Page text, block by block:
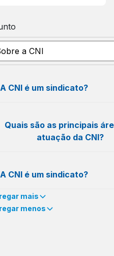
A CNI é um sindicato?
As entidades sindicais
Os sindicatos patronais têm
empresas, assegurando que
necessidades sejam
Quais são as principais
atuação da CNI?
eficiência e competitividade
indústria, promovendo
elevação da qualidade de
aprimoramento das
A CNI é um sindicato?
A CNI não é um sindicato.
mais
menos